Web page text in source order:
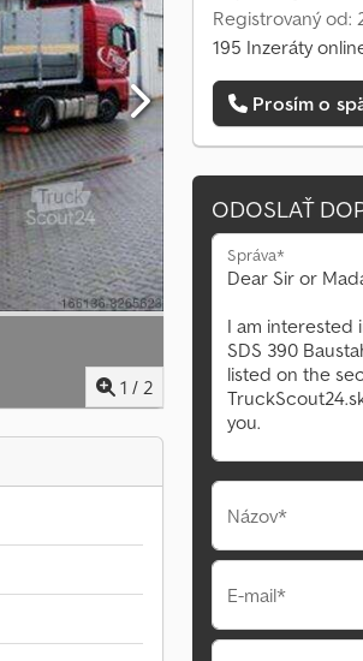
1 / 2
Registrovaný od:
195 Inzeráty
Prosím o
ODOSLAŤ
Správa*
Názov*
E-mail*